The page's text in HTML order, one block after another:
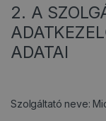
2. A
ADATAI
Szolgáltató neve: